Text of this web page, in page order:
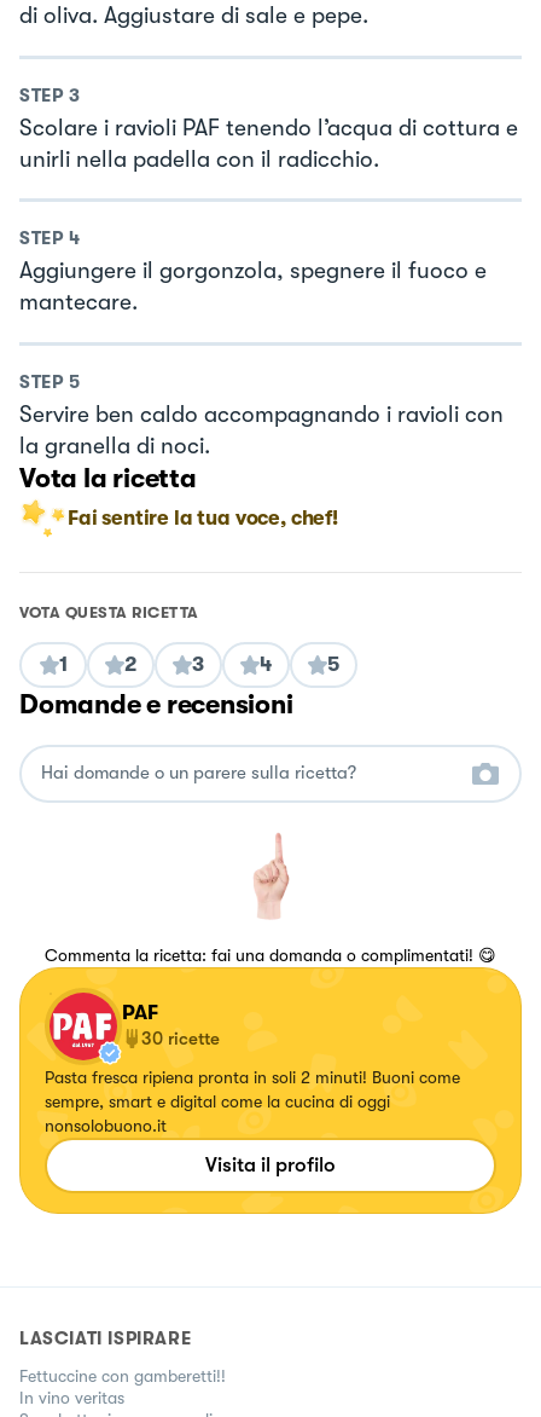
di oliva. Aggiustare di sale e pepe.
STEP 3
Scolare i ravioli PAF tenendo l’acqua di cottura e
unirli nella padella con il radicchio.
STEP 4
Aggiungere il gorgonzola, spegnere il fuoco e
mantecare.
STEP 5
Servire ben caldo accompagnando i ravioli con
la granella di noci.
Vota la ricetta
Fai sentire la tua voce, chef!
VOTA QUESTA RICETTA
1 2 3 4 5
Domande e recensioni
Commenta la ricetta: fai una domanda o complimentati! 😋
PAF
30 ricette
Pasta fresca ripiena pronta in soli 2 minuti! Buoni come
sempre, smart e digital come la cucina di oggi
nonsolobuono.it
Visita il profilo
LASCIATI ISPIRARE
Fettuccine con gamberetti!!
In vino veritas